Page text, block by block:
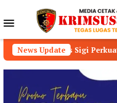
konten Menu
Mobile
News Update
Perkuat Silaturahmi